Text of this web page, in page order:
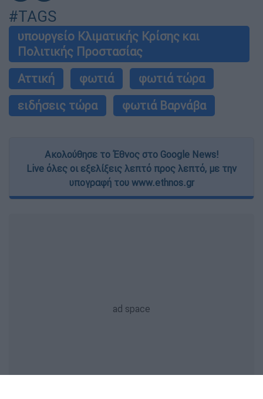
#TAGS
υπουργείο Κλιματικής Κρίσης και
Πολιτικής Προστασίας
Αττική
φωτιά
φωτιά τώρα
ειδήσεις τώρα
φωτιά Βαρνάβα
Ακολούθησε το Έθνος στο Google News!
Live όλες οι εξελίξεις λεπτό προς λεπτό, με την
υπογραφή του www.ethnos.gr